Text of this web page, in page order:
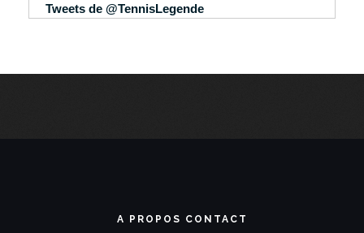
Tweets de @TennisLegende
A PROPOS CONTACT